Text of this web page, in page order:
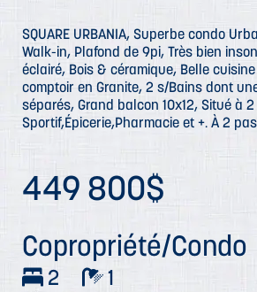
SQUARE URBANIA, Superbe condo
Walk-in, Plafond de 9pi, Très bien
éclairé, Bois & céramique, Belle
comptoir en Granite, 2 s/Bains dont
séparés, Grand balcon 10x12, Situé à
Sportif,Épicerie,Pharmacie et +. À 2
449 800$
Copropriété/Condo
2 1